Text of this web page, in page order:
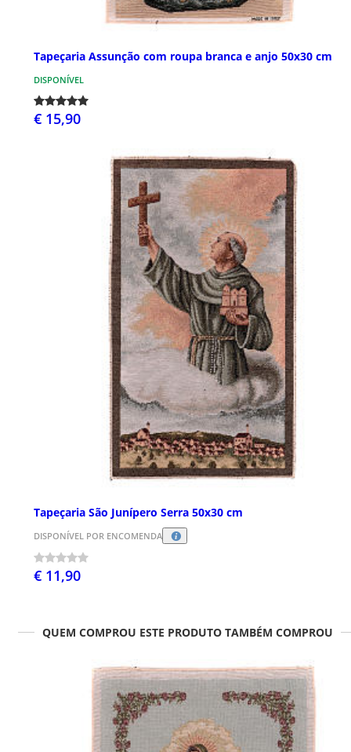
Tapeçaria Assunção com roupa branca e anjo 50x30 cm
DISPONÍVEL
€ 15,90
Tapeçaria São Junípero Serra 50x30 cm
DISPONÍVEL POR ENCOMENDA
€ 11,90
QUEM COMPROU ESTE PRODUTO TAMBÉM COMPROU